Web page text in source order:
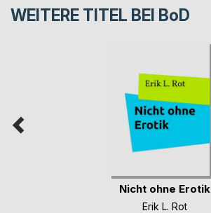
WEITERE TITEL BEI BoD
Nicht ohne Erotik
Erik L. Rot